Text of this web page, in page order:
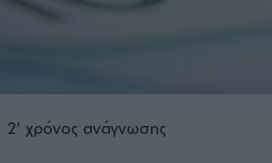
2' χρόνος ανάγνωσης